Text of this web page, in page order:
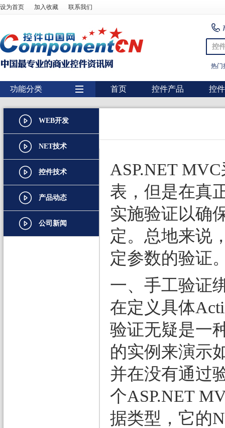
设为首页 加入收藏 联系我们
控
热门
功能分类
用户界面
报表
图表
图形图像处理
扫描识别
数据库
条形码
首页 控件产品 控
WEB开发
NET技术
控件技术
产品动态
公司新闻
ASP.NET
表，但是在真
实施验证以确
定。总地来说
定参数的验证
一、手工验证
在定义具体
验证无疑是一
的实例来演示
并在没有通过
个ASP.NET
据类型，它的